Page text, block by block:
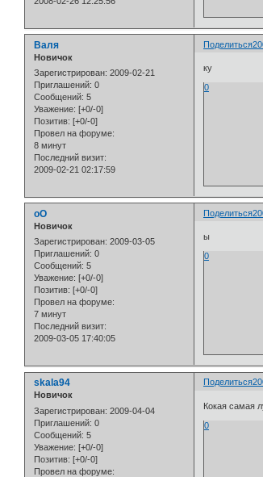
Поделиться
Валя
Новичок
Зарегистрирован: 2009-02-21
Приглашений: 0
Сообщений: 5
Уважение: [+0/-0]
Позитив: [+0/-0]
Провел на форуме:
8 минут
Последний визит:
2009-02-21 02:17:59
ку
0
Поделиться
oO
Новичок
Зарегистрирован: 2009-03-05
Приглашений: 0
Сообщений: 5
Уважение: [+0/-0]
Позитив: [+0/-0]
Провел на форуме:
7 минут
Последний визит:
2009-03-05 17:40:05
ы
0
Поделиться
skala94
Новичок
Зарегистрирован: 2009-04-04
Приглашений: 0
Сообщений: 5
Уважение: [+0/-0]
Позитив: [+0/-0]
Провел на форуме:
Кокая самая
0